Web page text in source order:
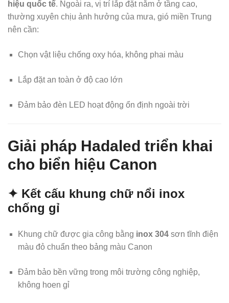
hiệu quốc tế. Ngoài ra, vị trí lắp đặt nằm ở tầng cao,
thường xuyên chịu ảnh hưởng của mưa, gió miền Trung
nên cần:
Chọn vật liệu chống oxy hóa, không phai màu
Lắp đặt an toàn ở độ cao lớn
Đảm bảo đèn LED hoạt động ổn định ngoài trời
Giải pháp Hadaled triển khai
cho biển hiệu Canon
✦ Kết cấu khung chữ nổi inox
chống gỉ
Khung chữ được gia công bằng inox 304 sơn tĩnh điện
màu đỏ chuẩn theo bảng màu Canon
Đảm bảo bền vững trong môi trường công nghiệp,
không hoen gỉ